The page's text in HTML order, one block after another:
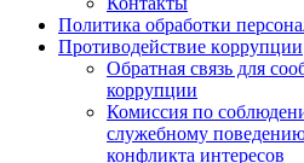
Политика обработки
Прoтивoдeйствие кoрpупции
Обратная связь для
коррупции
Комиссия по
служебному
конфликта интересов